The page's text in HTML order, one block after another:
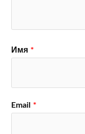
Имя *
Email *